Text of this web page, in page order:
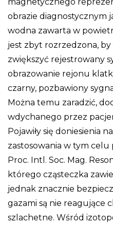
obrazie diagnostycznym
wodna zawarta w
jest zbyt rozrzedzona, by
zwiększyć rejestrowany
obrazowanie rejonu
czarny, pozbawiony
Można temu zaradzić,
wdychanego przez
Pojawiły się doniesienia
zastosowania w tym celu
Proc. Intl. Soc. Mag.
którego cząsteczka
jednak znacznie
gazami są nie reagujące
szlachetne. Wśród